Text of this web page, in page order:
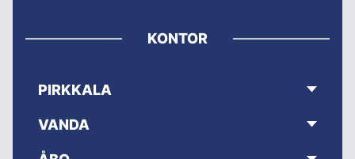
KONTOR
PIRKKALA
VANDA